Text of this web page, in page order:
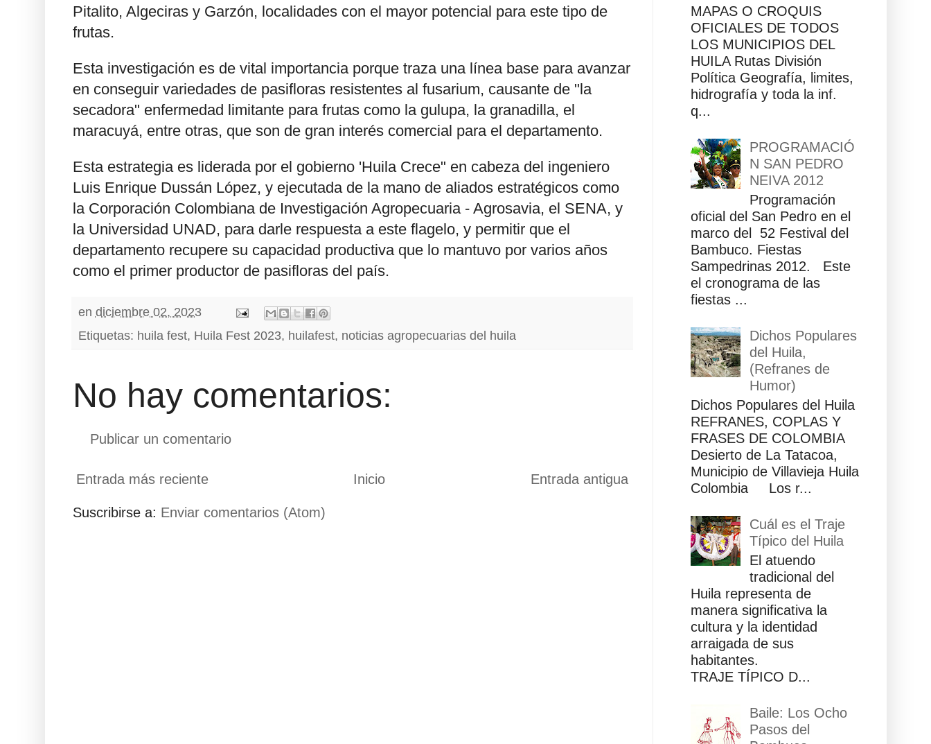
Pitalito, Algeciras y Garzón, localidades con el mayor potencial para este tipo de
frutas.
Esta investigación es de vital importancia porque traza una línea base para avanzar
en conseguir variedades de pasifloras resistentes al fusarium, causante de "la
secadora" enfermedad limitante para frutas como la gulupa, la granadilla, el
maracuyá, entre otras, que son de gran interés comercial para el departamento.
Esta estrategia es liderada por el gobierno 'Huila Crece" en cabeza del ingeniero
Luis Enrique Dussán López, y ejecutada de la mano de aliados estratégicos como
la Corporación Colombiana de Investigación Agropecuaria - Agrosavia, el SENA, y
la Universidad UNAD, para darle respuesta a este flagelo, y permitir que el
departamento recupere su capacidad productiva que lo mantuvo por varios años
como el primer productor de pasifloras del país.
en diciembre 02, 2023
Etiquetas: huila fest, Huila Fest 2023, huilafest, noticias agropecuarias del huila
No hay comentarios:
Publicar un comentario
Entrada más reciente Entrada antigua
Inicio
Suscribirse a: Enviar comentarios (Atom)
MAPAS O CROQUIS
OFICIALES DE TODOS
LOS MUNICIPIOS DEL
HUILA Rutas División
Política Geografía, limites,
hidrografía y toda la inf.
q...
PROGRAMACIÓ
N SAN PEDRO
NEIVA 2012
Programación
oficial del San Pedro en el
marco del 52 Festival del
Bambuco. Fiestas
Sampedrinas 2012. Este
el cronograma de las
fiestas ...
Dichos Populares
del Huila,
(Refranes de
Humor)
Dichos Populares del Huila
REFRANES, COPLAS Y
FRASES DE COLOMBIA
Desierto de La Tatacoa,
Municipio de Villavieja Huila
Colombia Los r...
Cuál es el Traje
Típico del Huila
El atuendo
tradicional del
Huila representa de
manera significativa la
cultura y la identidad
arraigada de sus
habitantes.
TRAJE TÍPICO D...
Baile: Los Ocho
Pasos del